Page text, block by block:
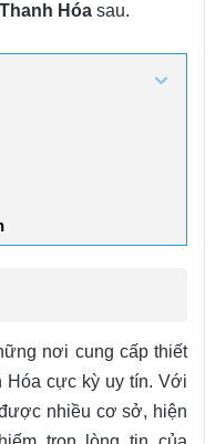
Hóa sau.
nơi cung cấp thiết
Hóa cực kỳ uy tín. Với
nhiều cơ sở, hiện